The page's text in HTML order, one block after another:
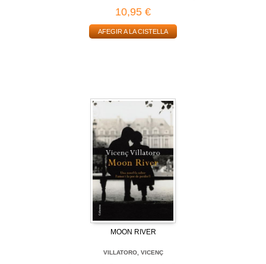
10,95 €
AFEGIR A LA CISTELLA
MOON RIVER
VILLATORO, VICENÇ